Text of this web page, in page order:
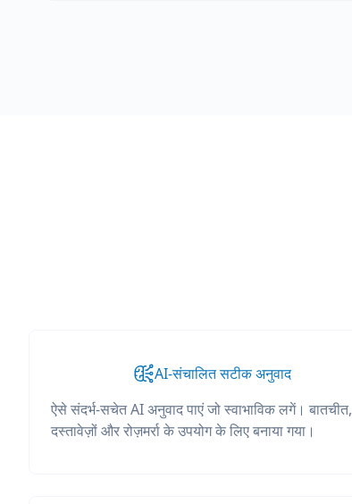
AI-संचालित सटीक अनुवाद
ऐसे संदर्भ-सचेत AI अनुवाद पाएं जो स्वाभाविक लगें। बातचीत,
दस्तावेज़ों और रोज़मर्रा के उपयोग के लिए बनाया गया।